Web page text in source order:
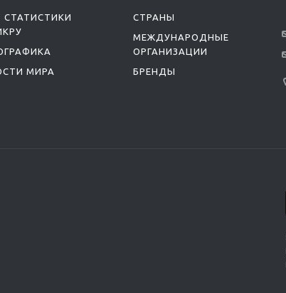
СТАТИСТИКИ
МИРА
СТРАНЫ
МЕЖДУНАРОДНЫЕ
ОРГАНИЗАЦИИ
БРЕНДЫ